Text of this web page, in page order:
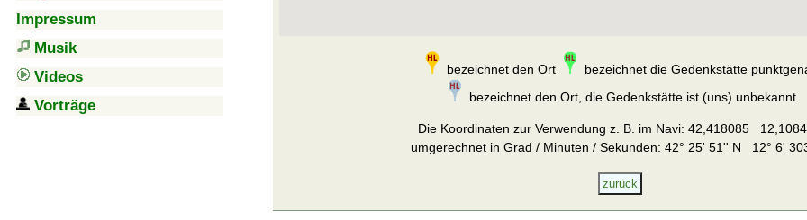
Impressum
Musik
Videos
Vorträge
bezeichnet den Ort
bezeichnet die Gedenkstätte
bezeichnet den Ort, die Gedenkstätte ist (uns) unbekannt
Die Koordinaten zur Verwendung z. B. im Navi: 42,418085
umgerechnet in Grad / Minuten / Sekunden: 42° 25' 51'' N 12° 6'